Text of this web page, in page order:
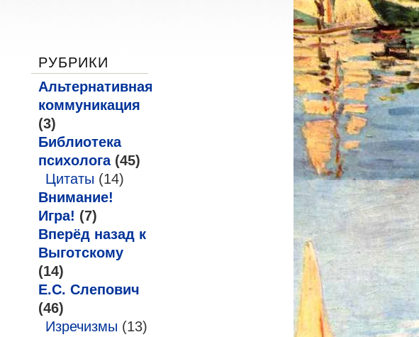
РУБРИКИ
Альтернативная
коммуникация
(3)
Библиотека
психолога(45)
Цитаты (14)
Внимание!
Игра! (7)
Вперёд назад к
Выготскому
(14)
Е.С. Слепович
(46)
Изречизмы (13)